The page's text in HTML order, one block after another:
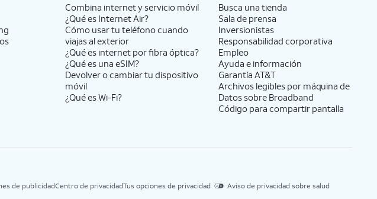
Combina internet y servicio móvil
¿Qué es Internet Air?
Cómo usar tu teléfono cuando
viajas al exterior
¿Qué es internet por fibra óptica?
¿Qué es una eSIM?
Devolver o cambiar tu dispositivo
móvil
¿Qué es Wi-Fi?
Busca una tienda
Sala de prensa
Inversionistas
Responsabilidad corporativa
Empleo
Ayuda e información
Garantía AT&T
Archivos legibles por máquina de
Datos sobre Broadband
Código para compartir pantalla
de publicidadCentro de privacidadTus opciones de privacidad
Aviso de privacidad sobre salud